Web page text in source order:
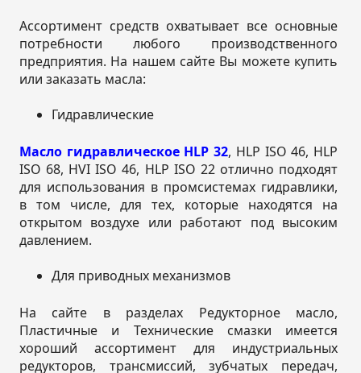
Ассортимент средств охватывает все основные
потребности любого производственного
предприятия. На нашем сайте Вы можете купить
или заказать масла:
Гидравлические
Масло гидравлическое HLP 32, HLP ISO 46, HLP
ISO 68, HVI ISO 46, HLP ISO 22 отлично подходят
для использования в промсистемах гидравлики,
в том числе, для тех, которые находятся на
открытом воздухе или работают под высоким
давлением.
Для приводных механизмов
На сайте в разделах Редукторное масло,
Пластичные и Технические смазки имеется
хороший ассортимент для индустриальных
редукторов, трансмиссий, зубчатых передач,